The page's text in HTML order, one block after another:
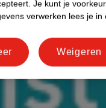
Je kunt je
verwerken lees je in
Weigeren